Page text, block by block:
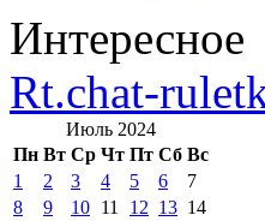
Интересное
Rt.chat-
Июль 2024
Пн Вт Ср Чт Пт Сб Вс
1 2 3 4 5 6
7
8
9 10 11 12 13 14